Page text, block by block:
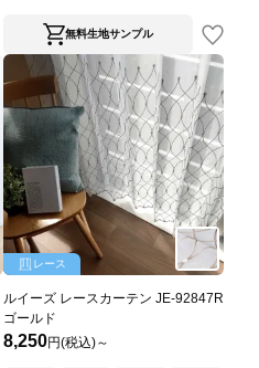
無料生地サンプル
レース
ルイーズ レースカーテン JE-92847R
ゴールド
8,250円(税込)～